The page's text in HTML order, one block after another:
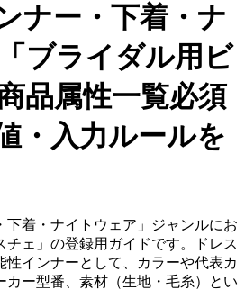
ナー・下着・ナ
ブライダル用ビ
品属性一覧必須
・入力ルールを
下着・ナイトウェア」ジャンルにお
チェ」の登録用ガイドです。ドレス
性インナーとして、カラーや代表カ
カー型番、素材（生地・毛糸）とい